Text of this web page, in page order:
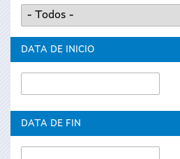
DATA DE INICIO
de
DATA DE FIN